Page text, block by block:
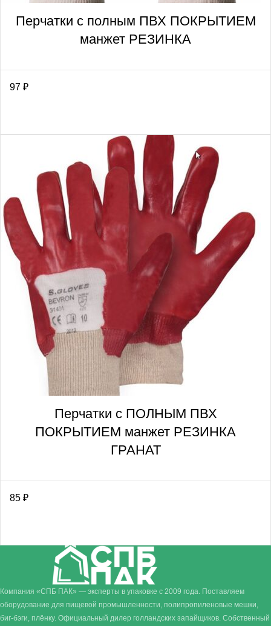
Перчатки с полным ПВХ ПОКРЫТИЕМ
манжет РЕЗИНКА
97 ₽
Перчатки с ПОЛНЫМ ПВХ
ПОКРЫТИЕМ манжет РЕЗИНКА
ГРАНАТ
85 ₽
Компания «СПБ ПАК» — эксперты в упаковке с 2009 года. Поставляем
оборудование для пищевой промышленности, полипропиленовые мешки,
биг-бэги, плёнку. Официальный дилер голландских запайщиков. Собственный